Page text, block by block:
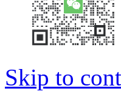
Skip to